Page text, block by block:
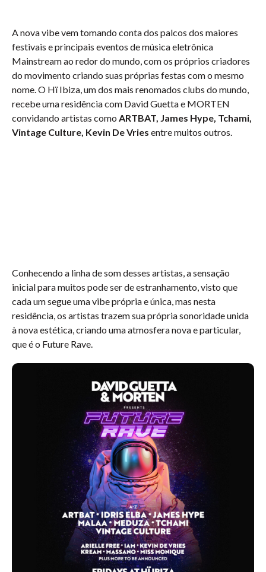
A nova vibe vem tomando conta dos palcos dos maiores
festivais e principais eventos de música eletrônica
Mainstream ao redor do mundo, com os próprios criadores
do movimento criando suas próprias festas com o mesmo
nome. O Hï Ibiza, um dos mais renomados clubs do mundo,
recebe uma residência com David Guetta e MORTEN
convidando artistas como ARTBAT, James Hype, Tchami,
Vintage Culture, Kevin De Vries entre muitos outros.
Conhecendo a linha de som desses artistas, a sensação
inicial para muitos pode ser de estranhamento, visto que
cada um segue uma vibe própria e única, mas nesta
residência, os artistas trazem sua própria sonoridade unida
à nova estética, criando uma atmosfera nova e particular,
que é o Future Rave.